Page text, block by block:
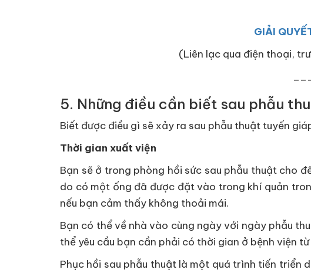
GIẢI
(Liên lạc qua điện thoại,
5. Những điều cần biết sau phẫu
Biết được điều gì sẽ xảy ra sau phẫu thuật tuyến
Thời gian xuất viện
Bạn sẽ ở trong phòng hồi sức sau phẫu thuật cho
do có một ống đã được đặt vào trong khí quản
nếu bạn cảm thấy không thoải mái.
Bạn có thể về nhà vào cùng ngày với ngày phẫu
thể yêu cầu bạn cần phải có thời gian ở bệnh viện từ
Phục hồi sau phẫu thuật là một quá trình tiến